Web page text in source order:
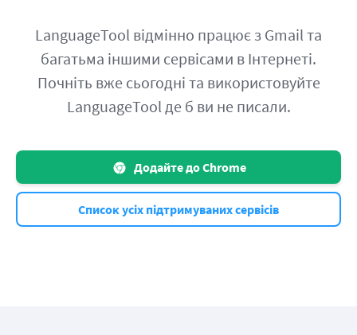
LanguageTool відмінно працює з Gmail та
багатьма іншими сервісами в Інтернеті.
Почніть вже сьогодні та використовуйте
LanguageTool де б ви не писали.
Додайте до Chrome
Список усіх підтримуваних сервісів